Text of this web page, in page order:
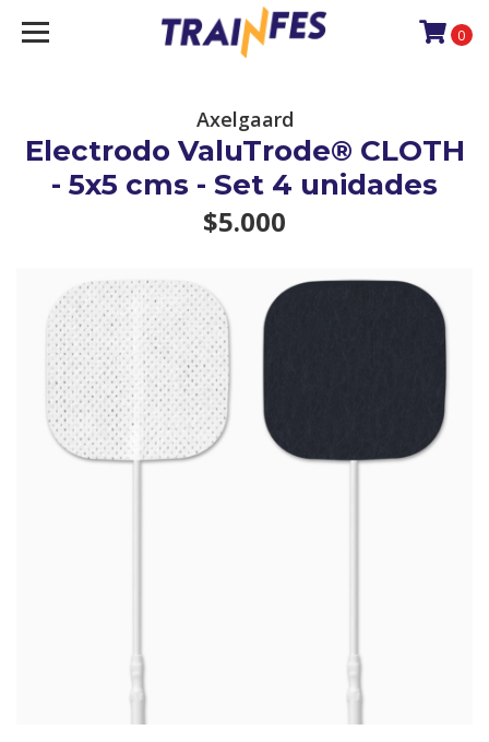
0
Axelgaard
Electrodo ValuTrode® CLOTH
- 5x5 cms - Set 4 unidades
$5.000